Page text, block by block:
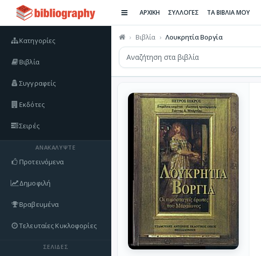
Κατηγορίες
Βιβλία
Συγγραφείς
Εκδότες
Σειρές
ΑΝΑΚΑΛΎΨΤΕ
Προτεινόμενα
Δημοφιλή
Βραβευμένα
Τελευταίες Κυκλοφορίες
ΣΕΛΊΔΕΣ
ΑΡΧΙΚΗ ΣΥΛΛΟΓΕΣ ΤΑ ΒΙΒΛΙΑ ΜΟΥ
Βιβλία Λουκρητία Βοργία